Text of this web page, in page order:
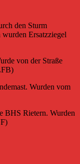
den Sturm
Ersatzziegel
von der Straße
Wurden vom
BHS Rietern. Wurden